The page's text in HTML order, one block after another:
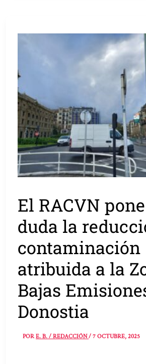
El RACVN
duda la
contaminación
atribuida a la
Bajas
Donostia
PORE. B. / REDACCIÓN/7 OCTUBRE, 2025